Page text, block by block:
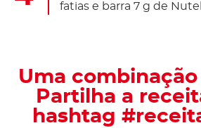
fatias e barra 7 g de
Uma
Partilha a
hashtag